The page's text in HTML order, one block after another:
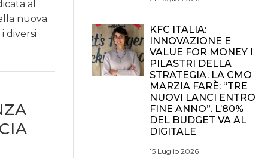
al
nuova
diversi
KFC ITALIA:
INNOVAZIONE E
VALUE FOR MONEY I
PILASTRI DELLA
STRATEGIA. LA CMO
MARZIA FARÈ: “TRE
NUOVI LANCI ENTRO
FINE ANNO”. L’80%
DEL BUDGET VA AL
DIGITALE
15 Luglio 2026